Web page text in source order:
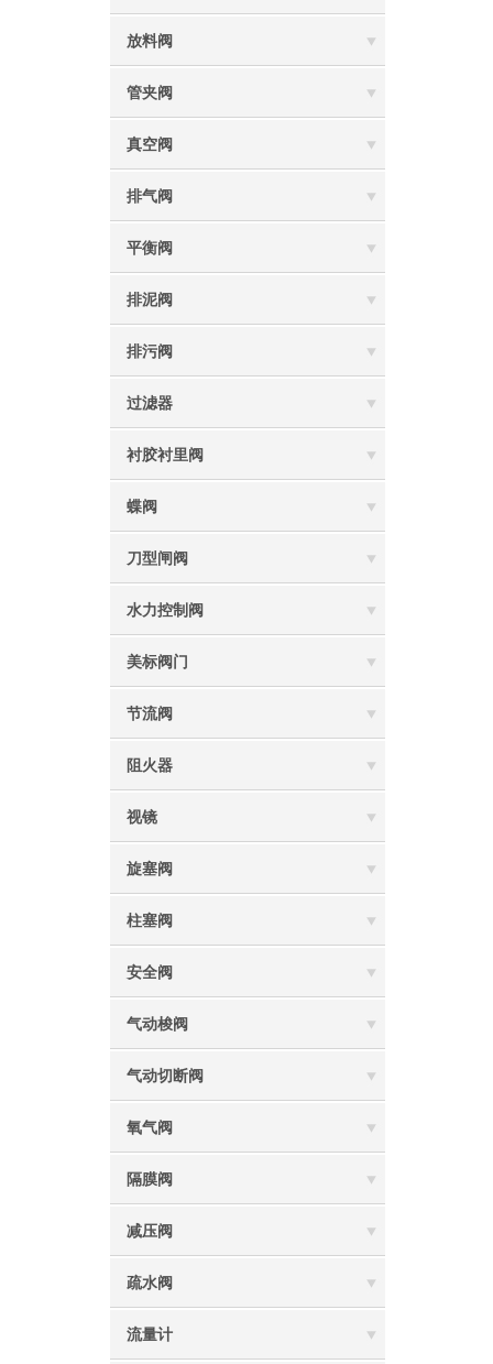
放料阀
管夹阀
真空阀
排气阀
平衡阀
排泥阀
排污阀
过滤器
衬胶衬里阀
蝶阀
刀型闸阀
水力控制阀
美标阀门
节流阀
阻火器
视镜
旋塞阀
柱塞阀
安全阀
气动梭阀
气动切断阀
氧气阀
隔膜阀
减压阀
疏水阀
流量计